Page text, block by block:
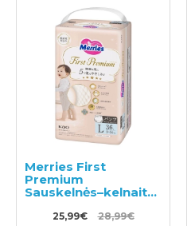
Merries First
Premium
Sauskelnės–kelnaitės
25,99€ 28,99€